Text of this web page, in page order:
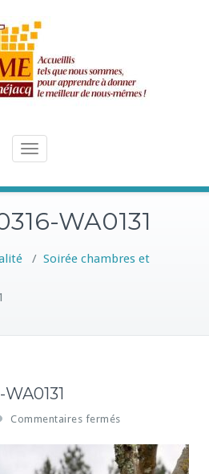
Toggle
WA0131
/ Soirée chambres et
Commentaires fermés
r
I